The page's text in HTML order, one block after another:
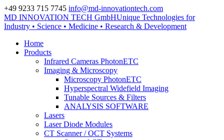
+49 9233 715 7745 info@md-innovationtech.com
MD INNOVATION TECH GmbHUnique Technologies for
Industry • Science • Medicine • Research & Development
Home
Products
Infrared Cameras PhotonETC
Imaging & Microscopy
Microscopy PhotonETC
Hyperspectral Widefield Imaging
Tunable Sources & Filters
ANALYSIS SOFTWARE
Lasers
Laser Diode Modules
CT Scanner / OCT Systems
Zur Datenschutzerklärung